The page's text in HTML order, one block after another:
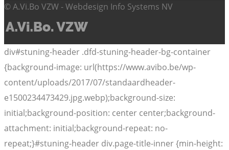
© A.Vi.Bo VZW - Webdesign Info Systems NV
div#stuning-header .dfd-stuning-header-bg-container
{background-image: url(https://www.avibo.be/wp-
content/uploads/2017/07/standaardheader-
e1500234473429.jpg.webp);background-size:
initial;background-position: center center;background-
attachment: initial;background-repeat: no-
repeat;}#stuning-header div.page-title-inner {min-height: